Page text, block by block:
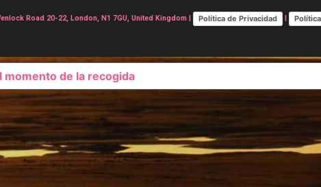
Road 20-22, London, N1 7GU, United Kingdom | Política de Privacidad |
momento de la recogida